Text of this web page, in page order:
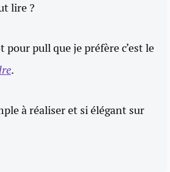
lire ?
pull que je préfère c’est le
.
à réaliser et si élégant sur